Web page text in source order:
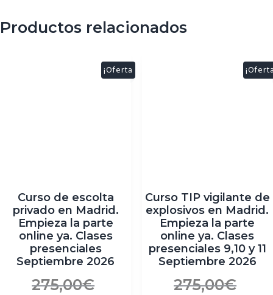
Productos relacionados
¡Oferta
Curso de escolta
privado en Madrid.
Empieza la parte
online ya. Clases
presenciales
Septiembre 2026
275,00€
Curso TIP vigilante de
explosivos en Madrid.
Empieza la parte
online ya. Clases
presenciales 9,10 y 11
Septiembre 2026
275,00€